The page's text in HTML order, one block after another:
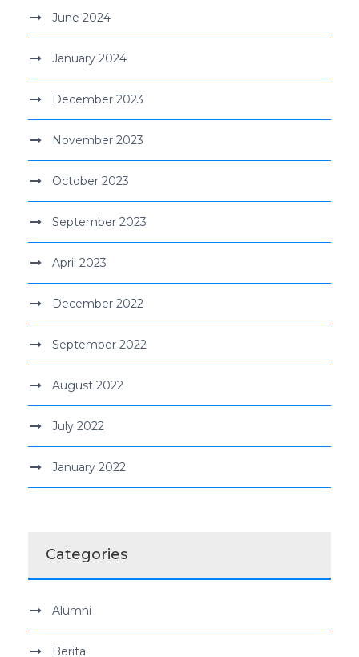
June 2024
January 2024
December 2023
November 2023
October 2023
September 2023
April 2023
December 2022
September 2022
August 2022
July 2022
January 2022
Categories
Alumni
Berita